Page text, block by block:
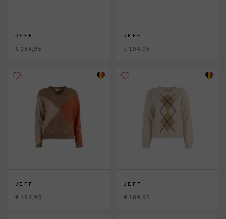
JEFF
€ 184,95
JEFF
€ 194,95
JEFF
€ 194,95
JEFF
€ 189,95